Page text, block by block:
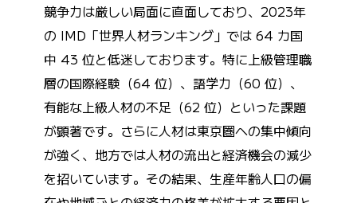
競争力は厳しい局面に直面しており、2023年
の IMD「世界人材ランキング」では 64 カ国
中 43 位と低迷しております。特に上級管理職
層の国際経験（64 位）、語学力（60 位）、
有能な上級人材の不足（62 位）といった課題
が顕著です。さらに人材は東京圏への集中傾向
が強く、地方では人材の流出と経済機会の減少
を招いています。その結果、生産年齢人口の偏